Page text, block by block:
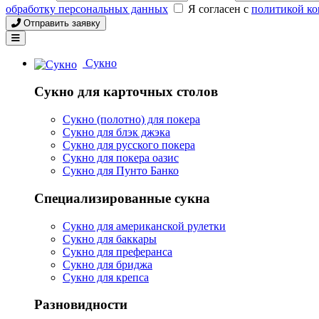
обработку персональных данных
Я согласен с политикой
Отправить заявку
Сукно
Сукно для карточных столов
Сукно (полотно) для покера
Сукно для блэк джэка
Сукно для русского покера
Сукно для покера оазис
Сукно для Пунто Банко
Специализированные сукна
Сукно для американской рулетки
Сукно для баккары
Сукно для преферанса
Сукно для бриджа
Сукно для крепса
Разновидности